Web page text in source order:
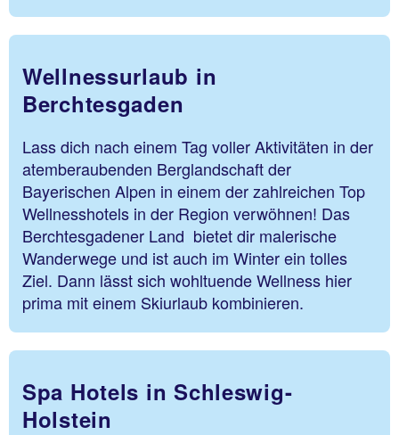
Wellnessurlaub in
Berchtesgaden
Lass dich nach einem Tag voller Aktivitäten in der
atemberaubenden Berglandschaft der
Bayerischen Alpen in einem der zahlreichen Top
Wellnesshotels in der Region verwöhnen! Das
Berchtesgadener Land bietet dir malerische
Wanderwege und ist auch im Winter ein tolles
Ziel. Dann lässt sich wohltuende Wellness hier
prima mit einem Skiurlaub kombinieren.
Spa Hotels in Schleswig-
Holstein